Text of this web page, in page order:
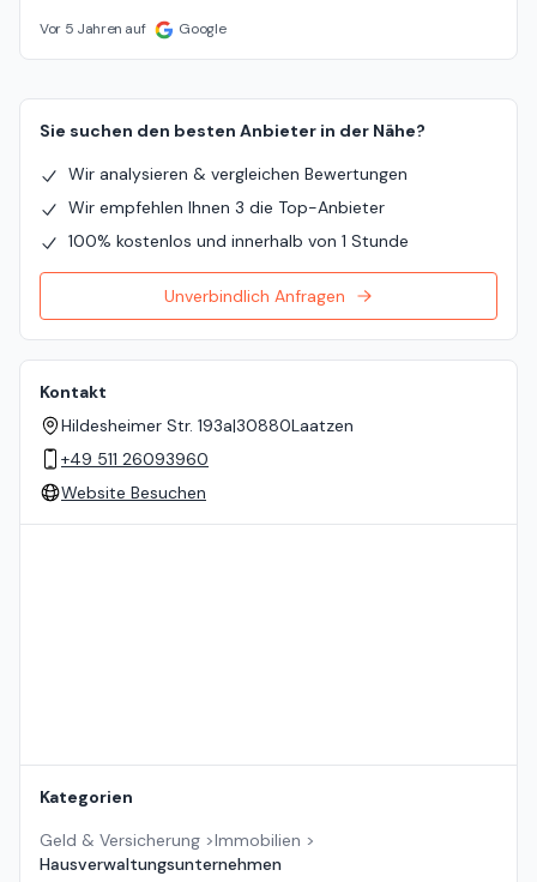
Vor 5 Jahren auf Google
Sie suchen den besten Anbieter in der Nähe?
Wir analysieren & vergleichen Bewertungen
Wir empfehlen Ihnen 3 die Top-Anbieter
100% kostenlos und innerhalb von 1 Stunde
Unverbindlich Anfragen
Kontakt
Hildesheimer Str. 193a|30880Laatzen
+49 511 26093960
Website Besuchen
Kategorien
Geld & Versicherung >Immobilien >
Hausverwaltungsunternehmen